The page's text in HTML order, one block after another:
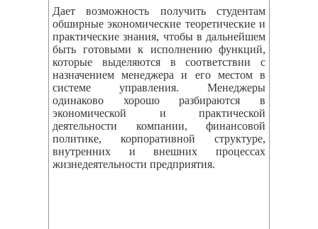
Дает возможность получить студентам
обширные экономические теоретические и
практические знания, чтобы в дальнейшем
быть готовыми к исполнению функций,
которые выделяются в соответствии с
назначением менеджера и его местом в
системе управления. Менеджеры
одинаково хорошо разбираются в
экономической и практической
деятельности компании, финансовой
политике, корпоративной структуре,
внутренних и внешних процессах
жизнедеятельности предприятия.